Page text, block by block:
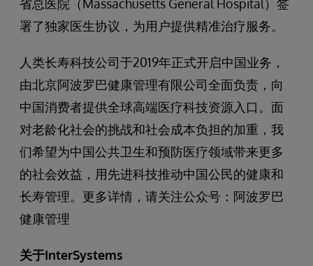
省总医院（Massachusetts General Hospital）签
署了独家医生协议，为用户提供精准治疗服务。
人类长寿科技公司于2019年正式开启中国业务，
由北京阿波罗巴健康管理有限公司全面负责，向
中国消费者提供全球高端医疗科技资源入口。面
对老龄化社会的挑战和社会成本负担的加重，我
们希望为中国公共卫生和预防医疗领域带来更多
的社会效益，用先进科技推动中国公民的健康和
长寿管理。更多详情，请关注公众号：阿波罗巴
健康管理
关于InterSystems